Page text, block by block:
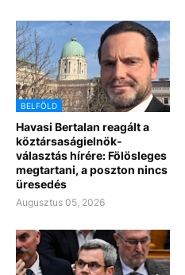
BELFÖLD
Havasi Bertalan reagált a
köztársaságielnök-
választás hírére: Fölösleges
megtartani, a poszton nincs
üresedés
Augusztus 05, 2026